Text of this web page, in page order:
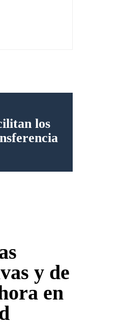
los
y de
en